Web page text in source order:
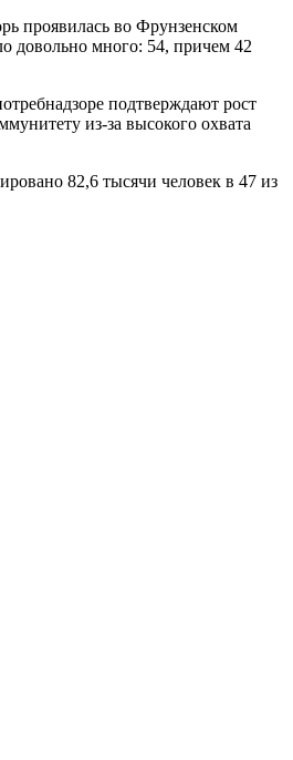
проявилась во Фрунзенском
довольно много: 54, причем 42
подтверждают рост
из-за высокого охвата
82,6 тысячи человек в 47 из